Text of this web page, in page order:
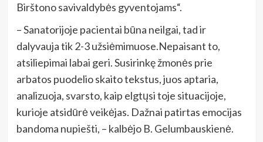
Birštono savivaldybės gyventojams“.
– Sanatorijoje pacientai būna neilgai, tad ir
dalyvauja tik 2-3 užsiėmimuose.Nepaisant to,
atsiliepimai labai geri. Susirinkę žmonės prie
arbatos puodelio skaito tekstus, juos aptaria,
analizuoja, svarsto, kaip elgtųsi toje situacijoje,
kurioje atsidūrė veikėjas. Dažnai patirtas emocijas
bandoma nupiešti, – kalbėjo B. Gelumbauskienė.